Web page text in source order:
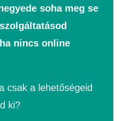
soha meg se
nincs online
csak a lehetőségeid
ki?